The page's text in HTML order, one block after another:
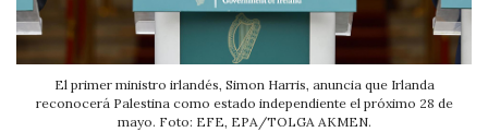
El primer ministro irlandés, Simon Harris, anuncia que Irlanda
reconocerá Palestina como estado independiente el próximo 28 de
mayo. Foto: EFE, EPA/TOLGA AKMEN.